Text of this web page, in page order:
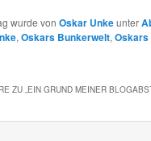
wurde von Oskar Unkeunter
,Oskars Bunkerwelt,Oskars
ZU „EIN GRUND MEINER